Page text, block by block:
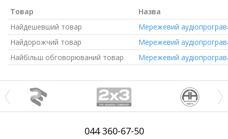
Товар
Назва
Найдешевший товар
Мережевий
Найдорожчий товар
Мережевий
Найбільш обговорюваний товар
Мережевий
044360-67-50